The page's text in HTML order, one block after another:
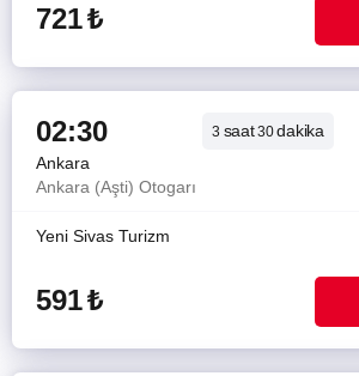
721₺
02:30 3 saat30dakika
Ankara
Ankara (Aşti) Otogarı
Yeni Sivas Turizm
591₺